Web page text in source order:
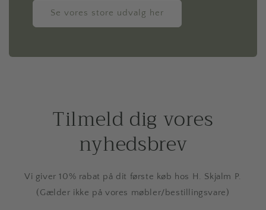
Se vores store udvalg her
Tilmeld dig vores
nyhedsbrev
Vi giver 10% rabat på dit første køb hos H. Skjalm P.
(Gælder ikke på vores møbler/bestillingsvare)